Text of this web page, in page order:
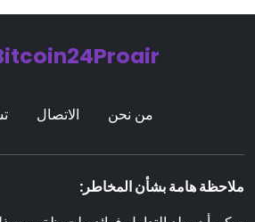
من نحن الاتصال
ملاحظة هامة بشأن المخاطر: